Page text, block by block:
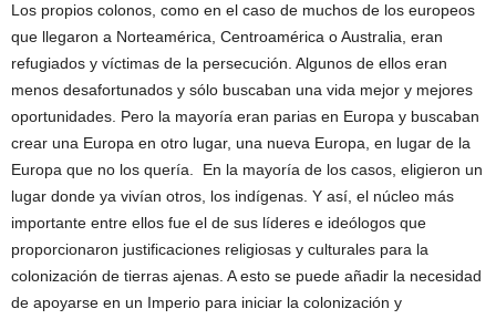
Los propios colonos, como en el caso de muchos de los europeos
que llegaron a Norteamérica, Centroamérica o Australia, eran
refugiados y víctimas de la persecución. Algunos de ellos eran
menos desafortunados y sólo buscaban una vida mejor y mejores
oportunidades. Pero la mayoría eran parias en Europa y buscaban
crear una Europa en otro lugar, una nueva Europa, en lugar de la
Europa que no los quería. En la mayoría de los casos, eligieron un
lugar donde ya vivían otros, los indígenas. Y así, el núcleo más
importante entre ellos fue el de sus líderes e ideólogos que
proporcionaron justificaciones religiosas y culturales para la
colonización de tierras ajenas. A esto se puede añadir la necesidad
de apoyarse en un Imperio para iniciar la colonización y